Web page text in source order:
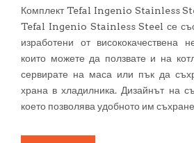
Комплект Tefal Ingenio Stainless
Tefal Ingenio Stainless Steel се
изработени от висококачествена
които можете да ползвате и на
сервирате на маса или пък да
храна в хладилника. Дизайнът на
което позволява удобното им